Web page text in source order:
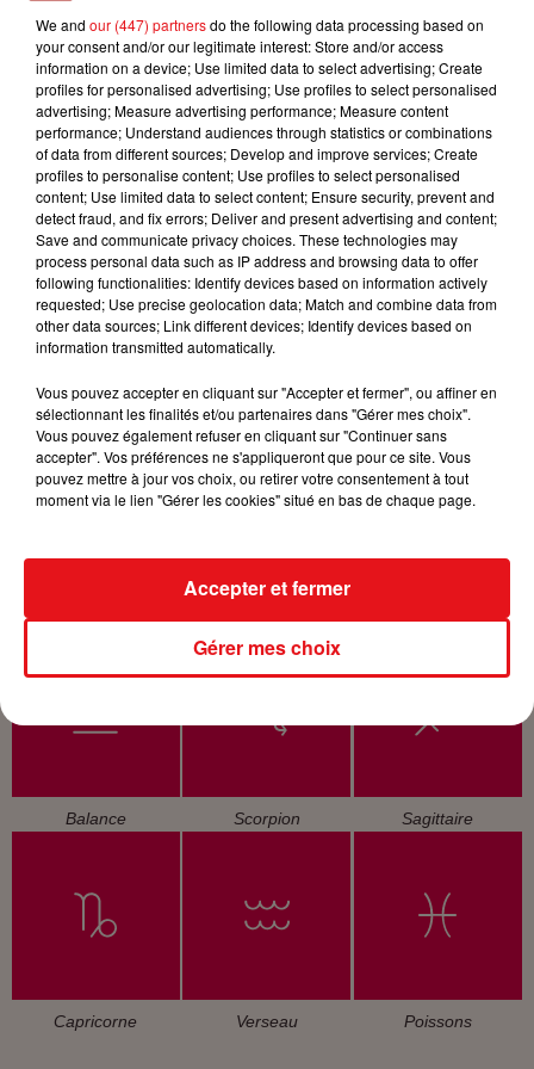
DISIZ, THEODORA
Melodrama
LENE MARLIN
Where I'm Headed
CHARLOTTE CARDIN
The Way We Touch
L'HOROSCOPE
Bélier Taureau Gémeaux
Balance Scorpion Sagittaire
Capricorne Verseau Poissons
We and our (447) partnersdo the following data processing based on
your consent and/or our legitimate interest: Store and/or access
information on a device; Use limited data to select advertising; Create
profiles for personalised advertising; Use profiles to select personalised
advertising; Measure advertising performance; Measure content
performance; Understand audiences through statistics or combinations
of data from different sources; Develop and improve services; Create
profiles to personalise content; Use profiles to select personalised
content; Use limited data to select content; Ensure security, prevent and
detect fraud, and fix errors; Deliver and present advertising and content;
Save and communicate privacy choices. These technologies may
process personal data such as IP address and browsing data to offer
following functionalities: Identify devices based on information actively
requested; Use precise geolocation data; Match and combine data from
other data sources; Link different devices; Identify devices based on
information transmitted automatically.
Vous pouvez accepter en cliquant sur "Accepter et fermer", ou affiner en
sélectionnant les finalités et/ou partenaires dans "Gérer mes choix".
Vous pouvez également refuser en cliquant sur "Continuer sans
accepter". Vos préférences ne s'appliqueront que pour ce site. Vous
pouvez mettre à jour vos choix, ou retirer votre consentement à tout
moment via le lien "Gérer les cookies" situé en bas de chaque page.
Gérer mes choix
Accepter et fermer